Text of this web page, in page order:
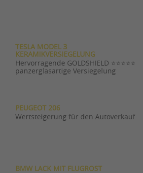
TESLA MODEL 3
KERAMIKVERSIEGELUNG
Hervorragende GOLDSHIELD ⭐⭐⭐⭐⭐
panzerglasartige Versiegelung
PEUGEOT 206
Wertsteigerung für den Autoverkauf
BMW LACK MIT FLUGROST